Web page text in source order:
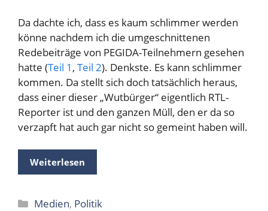
Da dachte ich, dass es kaum schlimmer werden
könne nachdem ich die umgeschnittenen
Redebeiträge von PEGIDA-Teilnehmern gesehen
hatte (Teil 1 , Teil 2). Denkste. Es kann schlimmer
kommen. Da stellt sich doch tatsächlich heraus,
dass einer dieser „Wutbürger“ eigentlich RTL-
Reporter ist und den ganzen Müll, den er da so
verzapft hat auch gar nicht so gemeint haben will.
Weiterlesen
Kategorien
Medien, Politik